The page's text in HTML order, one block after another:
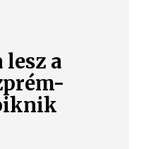
lesz a